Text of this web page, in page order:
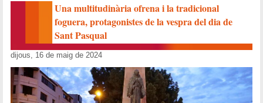
Una multitudinària ofrena i la tradicional
foguera, protagonistes de la vespra del dia de
Sant Pasqual
dijous, 16 de maig de 2024